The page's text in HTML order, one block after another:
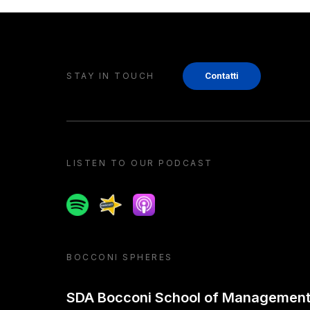
STAY IN TOUCH Contatti
LISTEN TO OUR PODCAST
SpotifySpreakerApple podcast
BOCCONI SPHERES
SDA Bocconi School of Management